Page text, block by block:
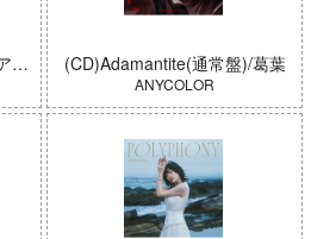
フレア 勝利の女神：NIKKE アリス：ワンダーランドバニー 完成品 (CD)Adamantite(通常盤)/葛葉
ANYCOLOR